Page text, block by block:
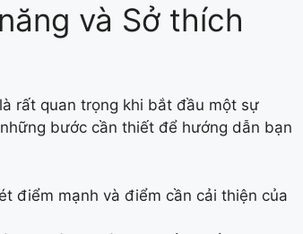
và Sở thích
rất quan trọng khi bắt đầu một sự
bước cần thiết để hướng dẫn bạn
điểm mạnh và điểm cần cải thiện của